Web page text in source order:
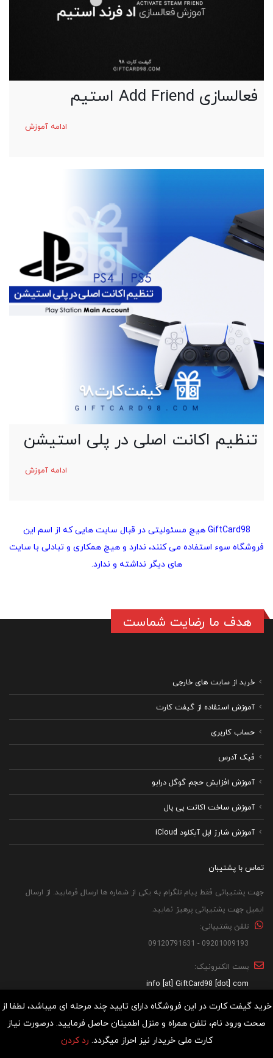
خرید گیفت کارت در این فروشگاه دارای تایید چند مرحله ای میباشد، لطفا از
صحت ورود نام، تلفن همراه و منزل اطمینان حاصل فرمایید. درصورت نیاز
کارت ملی خریدار نیز احراز میگردد. رد کردن
فعالسازی Add Friend استیم
ادامه آموزش
تنظیم اکانت اصلی در پلی استیشن
ادامه آموزش
GiftCard98 هیچ مسئولیتی در قبال سایت هایی که از اسم این
فروشگاه سوء استفاده می کنند، ندارد و هیچ همکاری و تبادلی با سایت
های دیگر نداشته و ندارد.
هدف ما رضایت شماست
خرید از سایت های خارجی
آموزش استفاده از گیفت کارت
حساب کاربری
فیک آدرس
آموزش افزایش حجم گوگل درایو
آموزش ساخت اکانت پی پال
آموزش شارژ اپل آیکلود iCloud
تماس با پشتیبان
جهت پشتیبانی فقط پیام تلگرام به یکی از شماره ها ارسال فرمایید. از ارسال
ایمیل جهت پشتیبانی پرهیز نمایید.
تلفن پشتیبانی:
09201009193 - 09120791631
پست الکترونیک:
info [at] GiftCard98 [dot] com